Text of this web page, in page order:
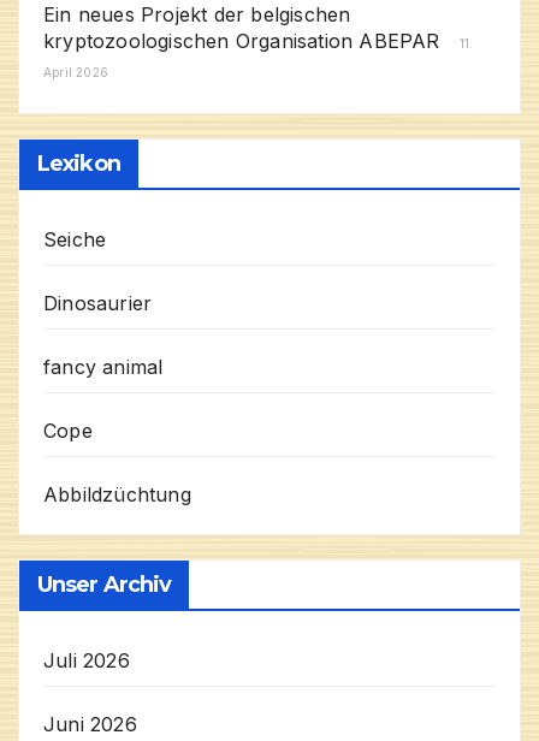
Ein neues Projekt der belgischen
kryptozoologischen Organisation ABEPAR
11.
April 2026
Lexikon
Seiche
Dinosaurier
fancy animal
Cope
Abbildzüchtung
Unser Archiv
Juli 2026
Juni 2026